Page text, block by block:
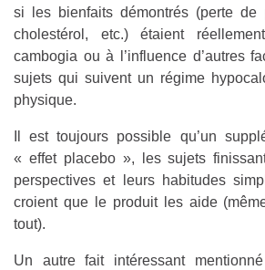
si les bienfaits démontrés (perte de
cholestérol, etc.) étaient
cambogia ou à l’influence d’autres
sujets qui suivent un régime
physique.
Il est toujours possible qu’un
« effet placebo », les sujets
perspectives et leurs habitudes
croient que le produit les aide
tout).
Un autre fait intéressant